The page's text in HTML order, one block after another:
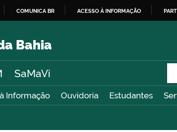
O
COMUNICA BR ACESSO À INFORMAÇÃO
Bahia
SaMaVi
Informação Ouvidoria Estudantes